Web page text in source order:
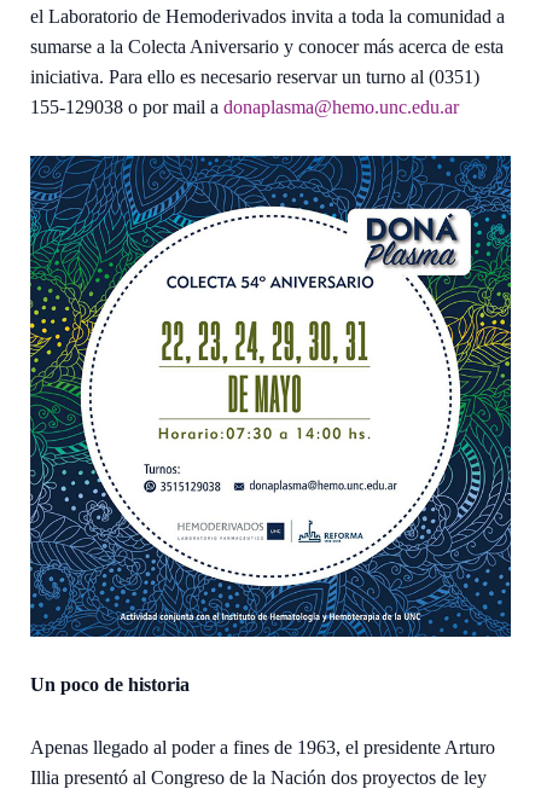
el Laboratorio de Hemoderivados invita a toda la comunidad a
sumarse a la Colecta Aniversario y conocer más acerca de esta
iniciativa. Para ello es necesario reservar un turno al (0351)
155-129038 o por mail a donaplasma@hemo.unc.edu.ar
Un poco de historia
Apenas llegado al poder a fines de 1963, el presidente Arturo
Illia presentó al Congreso de la Nación dos proyectos de ley